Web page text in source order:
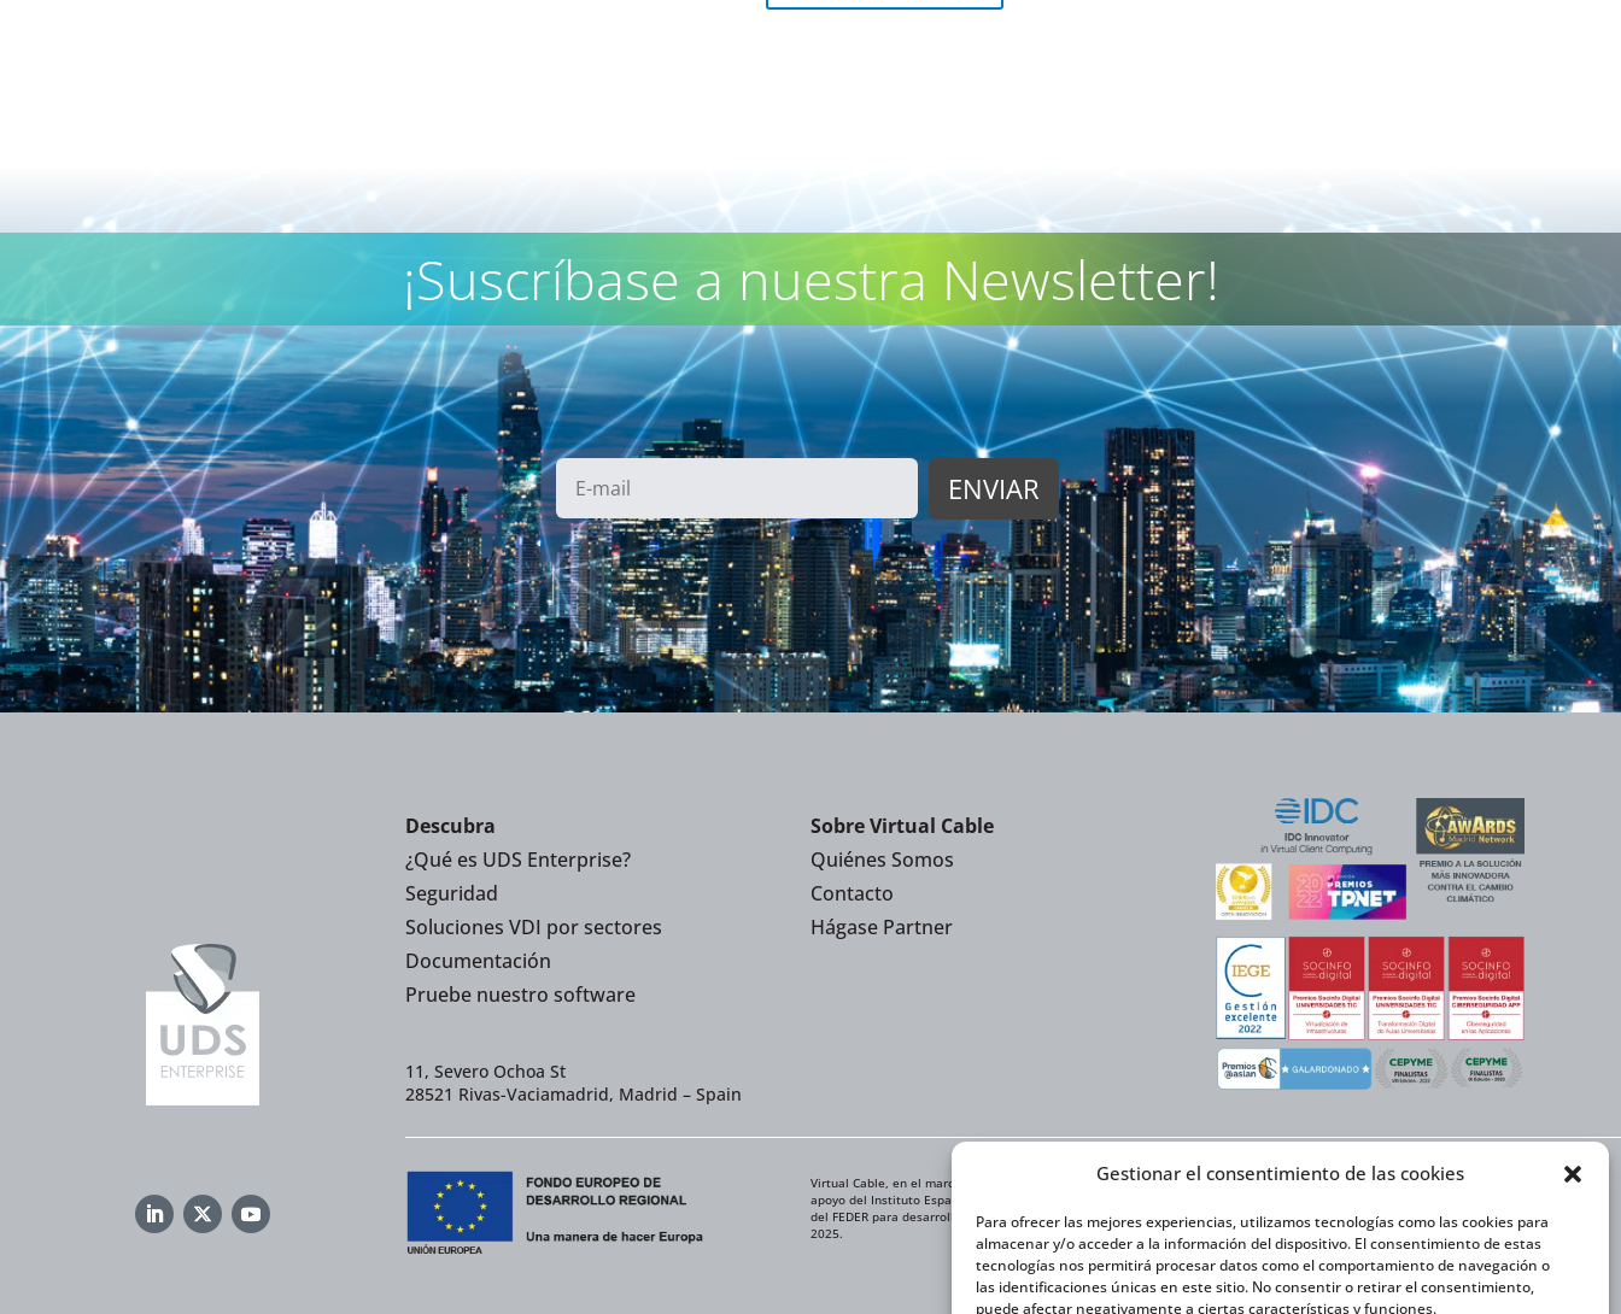
Gestionar el consentimiento de las cookies
Para ofrecer las mejores experiencias, utilizamos tecnologías como las cookies para
almacenar y/o acceder a la información del dispositivo. El consentimiento de estas
tecnologías nos permitirá procesar datos como el comportamiento de navegación o
las identificaciones únicas en este sitio. No consentir o retirar el consentimiento,
puede afectar negativamente a ciertas características y funciones.
¡Suscríbase a nuestra Newsletter!
Descubra
¿Qué es UDS Enterprise?
Seguridad
Soluciones VDI por sectores
Documentación
Pruebe nuestro software
11, Severo Ochoa St
28521 Rivas-Vaciamadrid, Madrid – Spain
Sobre Virtual Cable
Quiénes Somos
Contacto
Hágase Partner
Virtual Cable, en el marco de la iniciativa ICEX NEXT cuenta con el
apoyo del Instituto Español de Comercio Exterior y la cofinanciación
del FEDER para desarrollar su Plan de Expansión Internacional 2020-
2025.